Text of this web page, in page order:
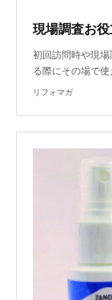
現場調査お
初回訪問時や現
る際にその場で
リフォマガ